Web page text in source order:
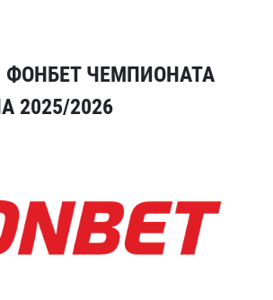
ЧЕМПИОНАТА
2025/2026